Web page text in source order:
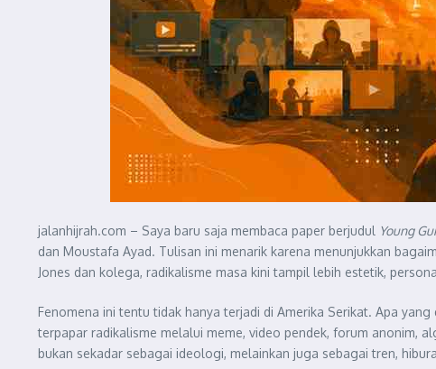
jalanhijrah.com – Saya baru saja membaca paper berjudul Young
dan Moustafa Ayad. Tulisan ini menarik karena menunjukkan
Jones dan kolega, radikalisme masa kini tampil lebih estetik,
Fenomena ini tentu tidak hanya terjadi di Amerika Serikat. Apa yang
terpapar radikalisme melalui meme, video pendek, forum anonim,
bukan sekadar sebagai ideologi, melainkan juga sebagai tren,